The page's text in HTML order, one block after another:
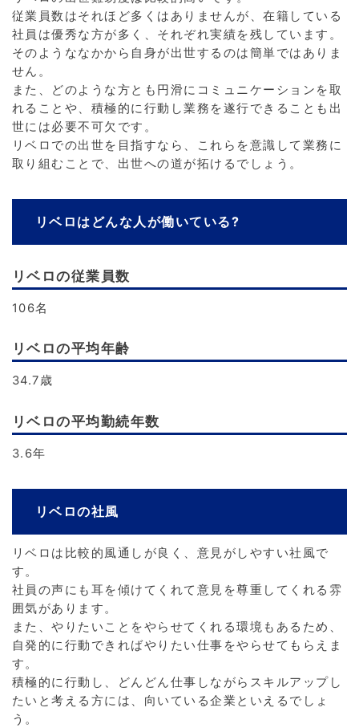
従業員数はそれほど多くはありませんが、在籍している
社員は優秀な方が多く、それぞれ実績を残しています。
そのようななかから自身が出世するのは簡単ではありま
せん。
また、どのような方とも円滑にコミュニケーションを取
れることや、積極的に行動し業務を遂行できることも出
世には必要不可欠です。
リベロでの出世を目指すなら、これらを意識して業務に
取り組むことで、出世への道が拓けるでしょう。
リベロはどんな人が働いている?
リベロの従業員数
106名
リベロの平均年齢
34.7歳
リベロの平均勤続年数
3.6年
リベロの社風
リベロは比較的風通しが良く、意見がしやすい社風で
す。
社員の声にも耳を傾けてくれて意見を尊重してくれる雰
囲気があります。
また、やりたいことをやらせてくれる環境もあるため、
自発的に行動できればやりたい仕事をやらせてもらえま
す。
積極的に行動し、どんどん仕事しながらスキルアップし
たいと考える方には、向いている企業といえるでしょ
う。